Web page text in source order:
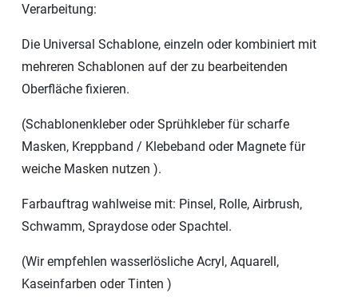
Verarbeitung:
Die Universal Schablone, einzeln oder kombiniert mit
mehreren Schablonen auf der zu bearbeitenden
Oberfläche fixieren.
(Schablonenkleber oder Sprühkleber für scharfe
Masken, Kreppband / Klebeband oder Magnete für
weiche Masken nutzen ).
Farbauftrag wahlweise mit: Pinsel, Rolle, Airbrush,
Schwamm, Spraydose oder Spachtel.
(Wir empfehlen wasserlösliche Acryl, Aquarell,
Kaseinfarben oder Tinten )